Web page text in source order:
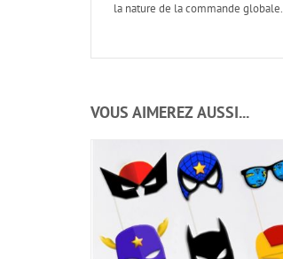
la nature de la commande globale.
VOUS AIMEREZ AUSSI...